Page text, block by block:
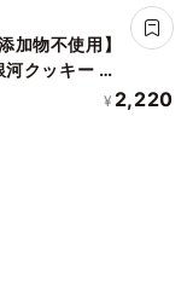
加物不使用】
クッキー ブ
¥ 2,220